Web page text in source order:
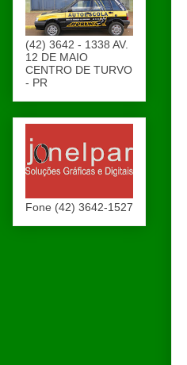
(42) 3642 - 1338 AV.
12 DE MAIO
CENTRO DE TURVO
- PR
Fone (42) 3642-1527